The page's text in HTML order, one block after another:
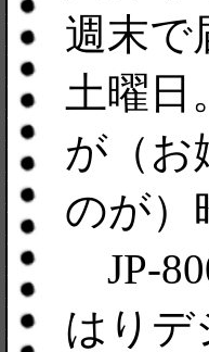
週末で
土曜日
が（お
のが）
JP-
はりデ